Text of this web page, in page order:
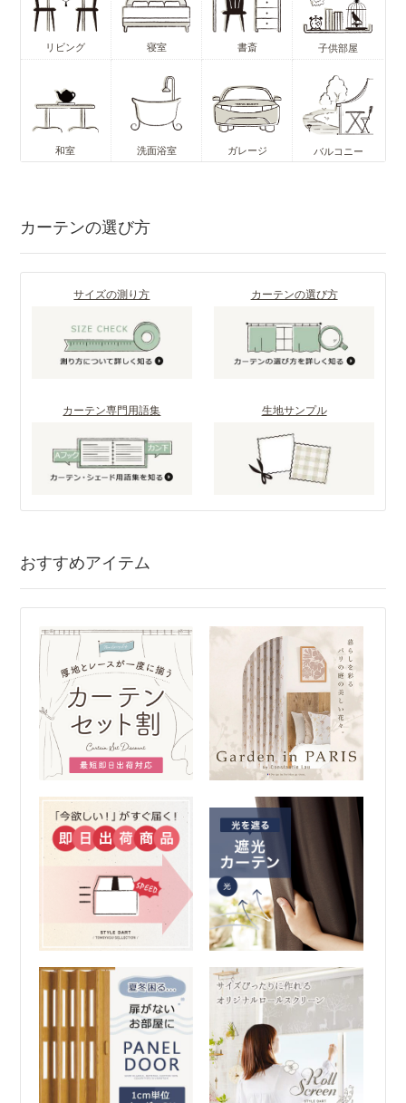
リビング 寝室 書斎 子供部屋
和室 洗面浴室 ガレージ バルコニー
カーテンの選び方
サイズの測り方 カーテンの選び方
カーテン専門用語集 生地サンプル
おすすめアイテム